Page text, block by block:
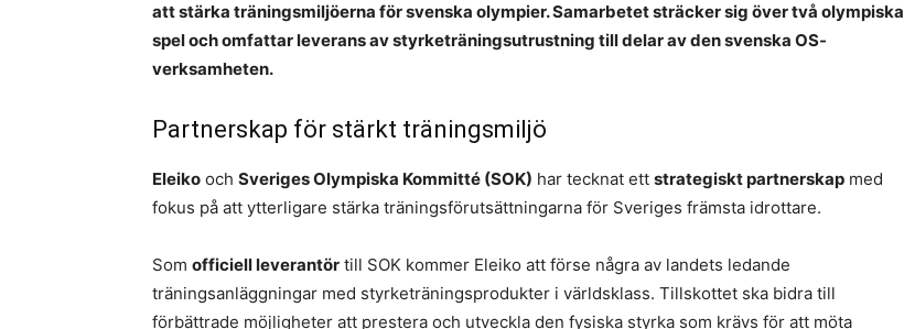
att stärka träningsmiljöerna för svenska olympier. Samarbetet sträcker sig över två olympiska
spel och omfattar leverans av styrketräningsutrustning till delar av den svenska OS-
verksamheten.
Partnerskap för stärkt träningsmiljö
Eleiko och Sveriges Olympiska Kommitté (SOK) har tecknat ett strategiskt partnerskap med
fokus på att ytterligare stärka träningsförutsättningarna för Sveriges främsta idrottare.
Som officiell leverantör till SOK kommer Eleiko att förse några av landets ledande
träningsanläggningar med styrketräningsprodukter i världsklass. Tillskottet ska bidra till
förbättrade möjligheter att prestera och utveckla den fysiska styrka som krävs för att möta